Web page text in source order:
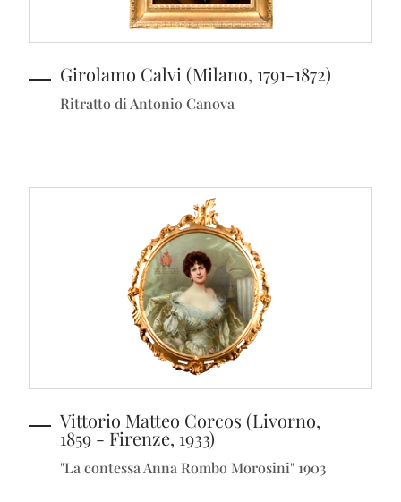
Girolamo Calvi (Milano, 1791-1872)
Ritratto di Antonio Canova
Vittorio Matteo Corcos (Livorno,
1859 - Firenze, 1933)
"La contessa Anna Rombo Morosini" 1903